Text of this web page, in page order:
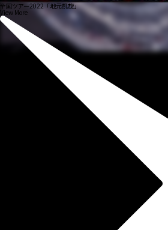
全国ツアー2022「地元凱旋」
View More